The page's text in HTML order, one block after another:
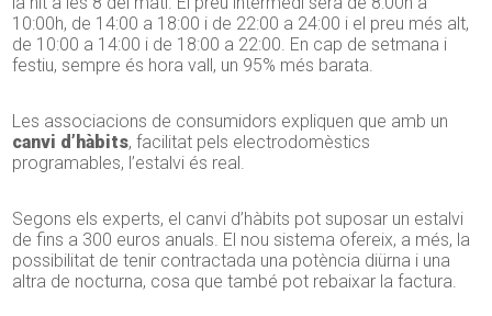
10:00h, de 14:00 a 18:00 i de 22:00 a 24:00 i el preu més alt,
de 10:00 a 14:00 i de 18:00 a 22:00. En cap de setmana i
festiu, sempre és hora vall, un 95% més barata.
Les associacions de consumidors expliquen que amb un
canvi d’hàbits, facilitat pels electrodomèstics
programables, l’estalvi és real.
Segons els experts, el canvi d’hàbits pot suposar un estalvi
de fins a 300 euros anuals. El nou sistema ofereix, a més, la
possibilitat de tenir contractada una potència diürna i una
altra de nocturna, cosa que també pot rebaixar la factura.